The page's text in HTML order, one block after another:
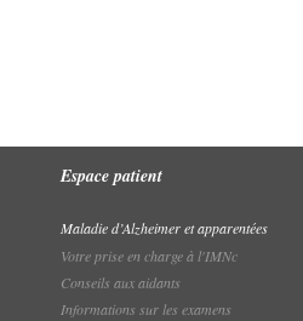
Espace patient
Maladie d’Alzheimer et apparentées
Votre prise en charge à l'IMNc
Conseils aux aidants
Informations sur les examens